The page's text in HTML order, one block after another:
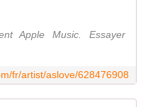
Apple Music. Essayer
fr/artist/aslove/628476908